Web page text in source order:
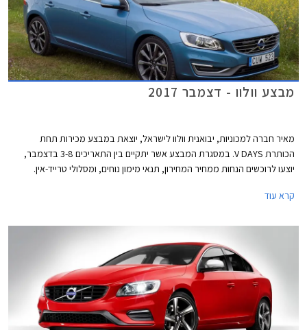
מבצע וולוו - דצמבר 2017
מאיר חברה למכוניות, יבואנית וולוו לישראל, יוצאת במבצע מכירות תחת
הכותרת V DAYS. במסגרת המבצע אשר יתקיים בין התאריכים 3-8 בדצמבר,
יוצעו לרוכשים הנחות ממחיר המחירון, תנאי מימון נוחים, ומסלולי טרייד-אין.
קרא עוד